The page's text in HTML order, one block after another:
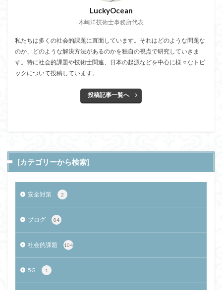
LuckyOcean
木崎洋技術士事務所代表
私たちは多くの社会的課題に直面しています。それはどのような問題な
のか、どのような解決方法があるのかを独自の視点で研究していきま
す。特に社会的課題や技術士関連、日本の起源などを中心に様々なトピ
ックについて投稿しています。
投稿記事一覧へ
[カテゴリーから検索]
安全対策 2
ブログ 84
社会的課題 104
5G 1